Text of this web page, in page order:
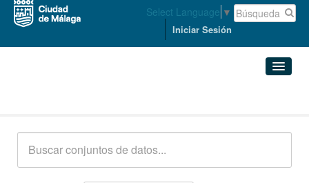
Select Language ▼
Iniciar Sesión